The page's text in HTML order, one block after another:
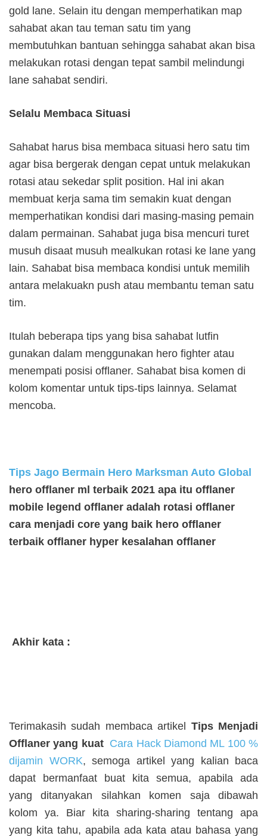
gold lane. Selain itu dengan memperhatikan map
sahabat akan tau teman satu tim yang
membutuhkan bantuan sehingga sahabat akan bisa
melakukan rotasi dengan tepat sambil melindungi
lane sahabat sendiri.
Selalu Membaca Situasi
Sahabat harus bisa membaca situasi hero satu tim
agar bisa bergerak dengan cepat untuk melakukan
rotasi atau sekedar split position. Hal ini akan
membuat kerja sama tim semakin kuat dengan
memperhatikan kondisi dari masing-masing pemain
dalam permainan. Sahabat juga bisa mencuri turet
musuh disaat musuh mealkukan rotasi ke lane yang
lain. Sahabat bisa membaca kondisi untuk memilih
antara melakuakn push atau membantu teman satu
tim.
Itulah beberapa tips yang bisa sahabat lutfin
gunakan dalam menggunakan hero fighter atau
menempati posisi offlaner. Sahabat bisa komen di
kolom komentar untuk tips-tips lainnya. Selamat
mencoba.
Tips Jago Bermain Hero Marksman Auto Global
hero offlaner ml terbaik 2021 apa itu offlaner
mobile legend offlaner adalah rotasi offlaner
cara menjadi core yang baik hero offlaner
terbaik offlaner hyper kesalahan offlaner
Akhir kata :
Terimakasih sudah membaca artikel Tips Menjadi
Offlaner yang kuat Cara Hack Diamond ML 100 %
dijamin WORK, semoga artikel yang kalian baca
dapat bermanfaat buat kita semua, apabila ada
yang ditanyakan silahkan komen saja dibawah
kolom ya. Biar kita sharing-sharing tentang apa
yang kita tahu, apabila ada kata atau bahasa yang